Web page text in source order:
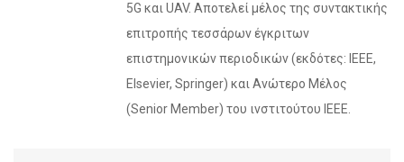
5G και UAV. Αποτελεί μέλος της συντακτικής
επιτροπής τεσσάρων έγκριτων
επιστημονικών περιοδικών (εκδότες: IEEE,
Elsevier, Springer) και Ανώτερο Μέλος
(Senior Member) του ινστιτούτου IEEE.